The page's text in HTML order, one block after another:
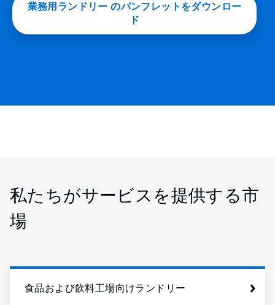
業務用ランドリー のパンフレットをダウンロー
ド
私たちがサービスを提供する市
場
食品および飲料工場向けランドリー